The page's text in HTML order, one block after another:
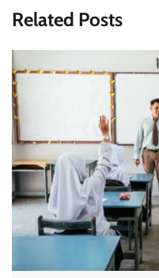
Related Posts